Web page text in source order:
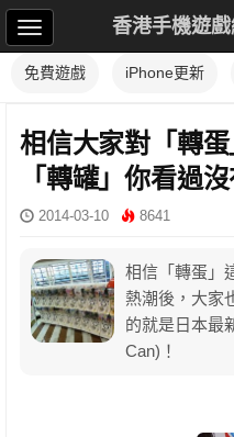
香港手機遊
免費遊戲 iPhone更新
相信大家對「轉
「轉罐」你看過沒
2014-03-10 8641
相信「轉蛋」
熱潮後，大家
的就是日本最
Can)！